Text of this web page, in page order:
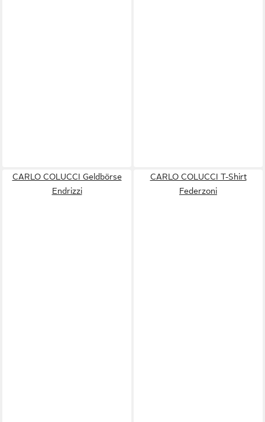
CARLO COLUCCI Geldbörse
Endrizzi
CARLO COLUCCI T-Shirt
Federzoni